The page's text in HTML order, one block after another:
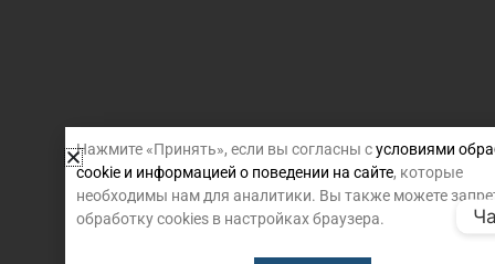
Нажмите «Принять», если вы согласны сусловиями
cookie и информацией о поведении на сайте, которые
необходимы нам для аналитики. Вы также можете
обработку cookies в настройках браузера.